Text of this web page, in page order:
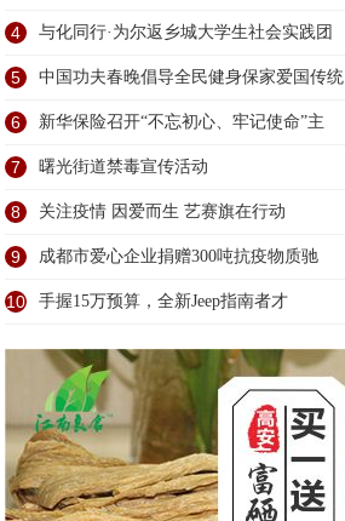
4 与化同行·为尔返乡城大学生社会实践团
5 中国功夫春晚倡导全民健身保家爱国传统
6 新华保险召开“不忘初心、牢记使命”主
7 曙光街道禁毒宣传活动
8 关注疫情 因爱而生 艺赛旗在行动
9 成都市爱心企业捐赠300吨抗疫物质驰
10 手握15万预算，全新Jeep指南者才